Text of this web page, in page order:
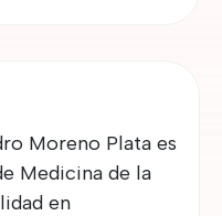
Moreno Plata es
Medicina de la
en